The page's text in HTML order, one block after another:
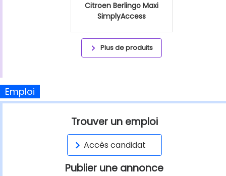
Citroen Berlingo Maxi
SimplyAccess
Plus de produits
Emploi
Trouver un emploi
Accès candidat
Publier une annonce